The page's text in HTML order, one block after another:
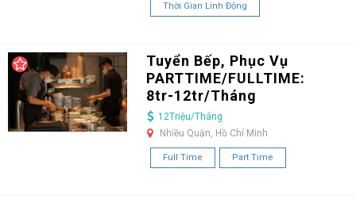
Thời Gian Linh Động
Tuyển Bếp, Phục Vụ
PARTTIME/FULLTIME:
8tr-12tr/Tháng
12Triệu/Tháng
Nhiều Quận, Hồ Chí Minh
Full Time Part Time